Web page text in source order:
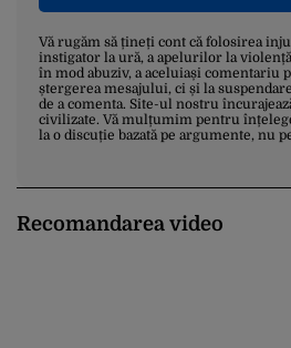
Vă rugăm să țineți cont că folosirea
instigator la ură, a apelurilor la
în mod abuziv, a aceluiași comentariu
ștergerea mesajului, ci și la
de a comenta. Site-ul nostru
civilizate. Vă mulțumim pentru
la o discuție bazată pe argumente, nu
Recomandarea video